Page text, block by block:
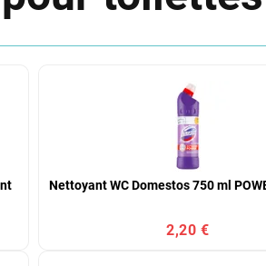
Nettoyant WC Domestos 750 ml
2,20 €